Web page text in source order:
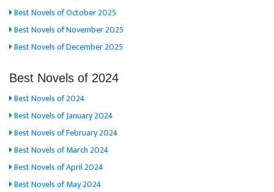
Best Novels of October 2025
Best Novels of November 2025
Best Novels of December 2025
Best Novels of 2024
Best Novels of 2024
Best Novels of January 2024
Best Novels of February 2024
Best Novels of March 2024
Best Novels of April 2024
Best Novels of May 2024